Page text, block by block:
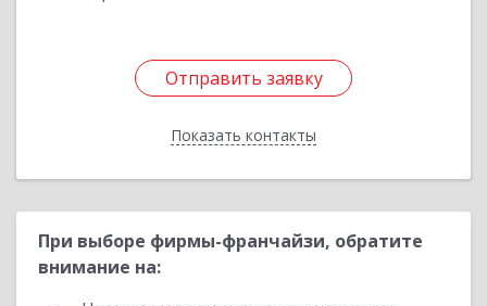
Отправить заявку
Показать контакты
Отправить заявку
Назад
При выборе фирмы-франчайзи, обратите
внимание на: